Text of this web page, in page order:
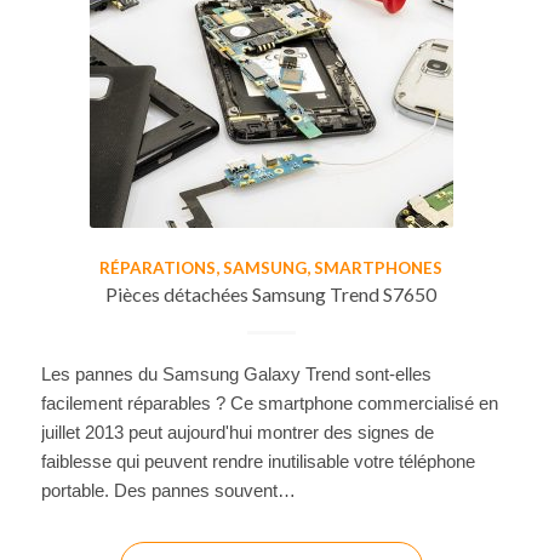
RÉPARATIONS,SAMSUNG,SMARTPHONES
Pièces détachées Samsung Trend S7650
Les pannes du Samsung Galaxy Trend sont-elles
facilement réparables ? Ce smartphone commercialisé en
juillet 2013 peut aujourd'hui montrer des signes de
faiblesse qui peuvent rendre inutilisable votre téléphone
portable. Des pannes souvent…